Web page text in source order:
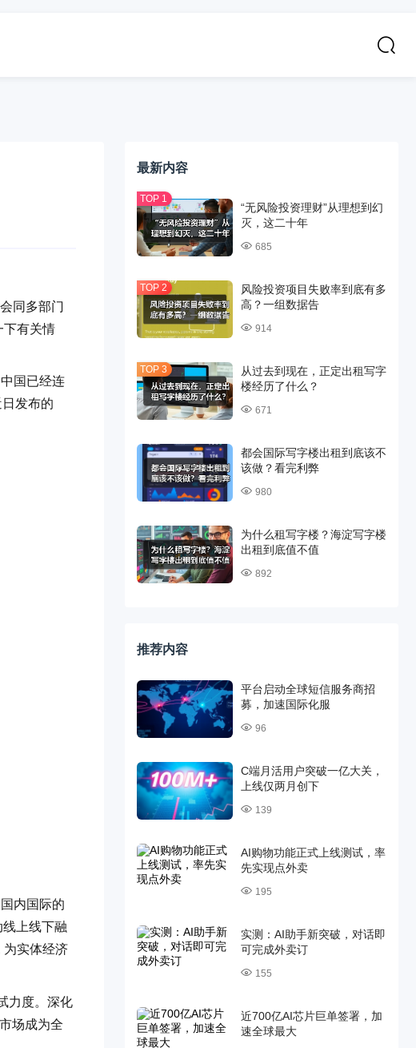
同多部门
下有关情
国已经连
发布的
内国际的
上线下融
为实体经济
力度。深化
场成为全
最新内容
“无风险投资理财”从理想到幻
灭，这二十年
685
风险投资项目失败率到底有多
高？一组数据告
914
从过去到现在，正定出租写字
楼经历了什么？
671
都会国际写字楼出租到底该不
该做？看完利弊
980
为什么租写字楼？海淀写字楼
出租到底值不值
892
推荐内容
平台启动全球短信服务商招
募，加速国际化服
96
C端月活用户突破一亿大关，
上线仅两月创下
139
AI购物功能正式上线测试，率
先实现点外卖
195
实测：AI助手新突破，对话即
可完成外卖订
155
近700亿AI芯片巨单签署，加
速全球最大